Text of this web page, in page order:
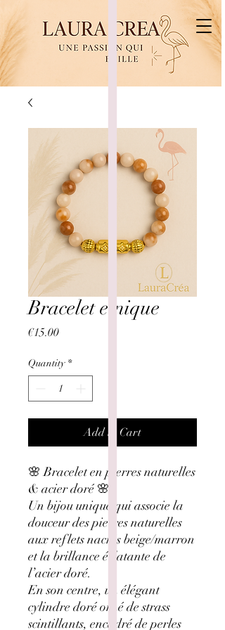
Bracelet etnique
€15.00Price
Quantity *
Add to Cart
🌸 Bracelet en pierres naturelles
& acier doré 🌸
Un bijou unique qui associe la
douceur des pierres naturelles
aux reflets nacrés beige/marron
et la brillance éclatante de
l’acier doré.
En son centre, un élégant
cylindre doré orné de strass
scintillants, encadré de perles